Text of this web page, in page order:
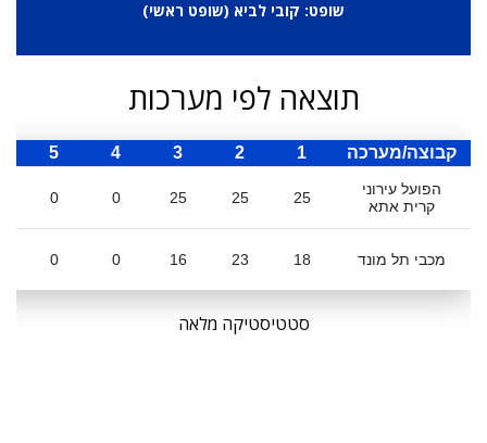
שופט: קובי לביא (שופט ראשי)
תוצאה לפי מערכות
קבוצה/מערכה 1
2
3
4
5
הפועל עירוני
קרית אתא
25
25
25
0
0
מכבי תל מונד 18
23
16
0
0
סטטיסטיקה מלאה